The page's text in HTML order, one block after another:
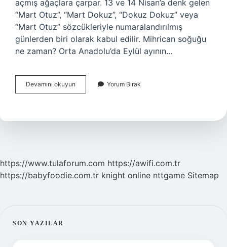
açmış ağaçlara çarpar. 13 ve 14 Nisan’a denk gelen
“Mart Otuz”, “Mart Dokuz”, “Dokuz Dokuz” veya
“Mart Otuz” sözcükleriyle numaralandırılmış
günlerden biri olarak kabul edilir. Mihrican soğuğu
ne zaman? Orta Anadolu’da Eylül ayının…
Devamını okuyun
Dokuzlar
Yorum Bırak
https://www.tulaforum.com https://awifi.com.tr
https://babyfoodie.com.tr knight online nttgame Sitemap
SIDEBAR
SON YAZILAR